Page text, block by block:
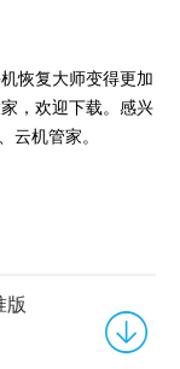
恢复大师变得更加
，欢迎下载。感兴
机管家。
版